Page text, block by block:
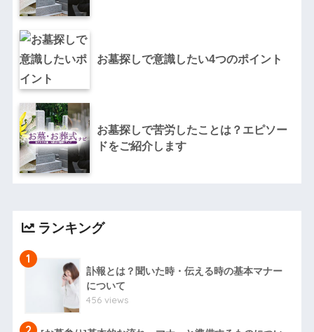
お墓探しで意識したい4つのポイント
お墓探しで苦労したことは？エピソー
ドをご紹介します
ランキング
1
訃報とは？聞いた時・伝える時の基本マナー
について
456 views